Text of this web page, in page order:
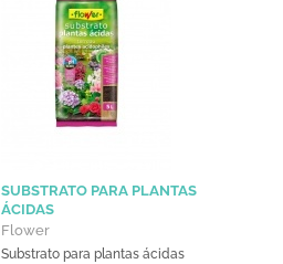
SUBSTRATO PARA PLANTAS
ÁCIDAS
Flower
Substrato para plantas ácidas